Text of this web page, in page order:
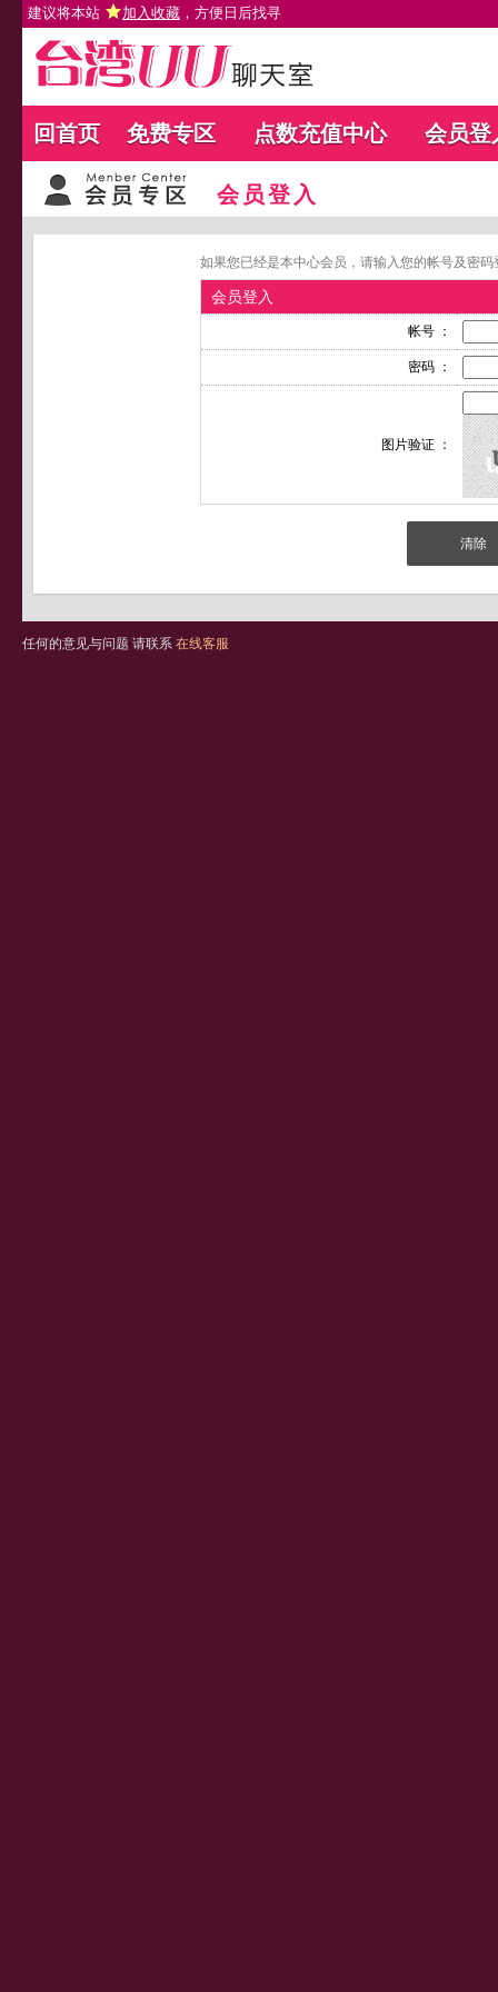
建议将本站 加入收藏 ，方便日后找寻
回首页 免费专区 点数充值中心 会员登
会员登入
如果您已经是本中心会员，请输入您的帐号及密
会员登入
帐号 ：
密码 ：
图片验证 ：
任何的意见与问题 请联系 在线客服